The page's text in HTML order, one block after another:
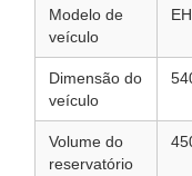
Modelo de
veículo
Dimensão do
veículo
Volume do
reservatório